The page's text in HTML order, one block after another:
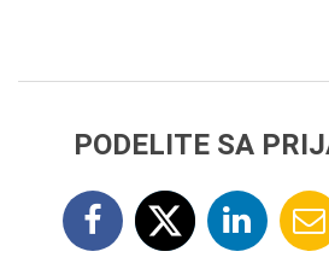
PODELITE SA